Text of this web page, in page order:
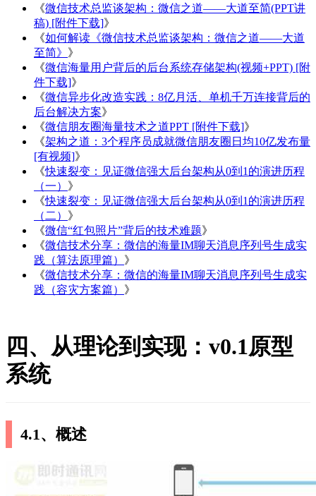
《微信技术总监谈架构：微信之道——大道至简(PPT讲
稿) [附件下载]》
《如何解读《微信技术总监谈架构：微信之道——大道
至简》 》
《微信海量用户背后的后台系统存储架构(视频+PPT) [附
件下载]》
《微信异步化改造实践：8亿月活、单机千万连接背后的
后台解决方案》
《微信朋友圈海量技术之道PPT [附件下载]》
《架构之道：3个程序员成就微信朋友圈日均10亿发布量
[有视频]》
《快速裂变：见证微信强大后台架构从0到1的演进历程
（一） 》
《快速裂变：见证微信强大后台架构从0到1的演进历程
（二） 》
《微信“红包照片”背后的技术难题》
《微信技术分享：微信的海量IM聊天消息序列号生成实
践（算法原理篇） 》
《微信技术分享：微信的海量IM聊天消息序列号生成实
践（容灾方案篇） 》
四、从理论到实现：v0.1原型
系统
4.1、概述